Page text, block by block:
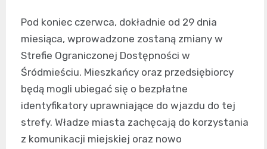
Pod koniec czerwca, dokładnie od 29 dnia
miesiąca, wprowadzone zostaną zmiany w
Strefie Ograniczonej Dostępności w
Śródmieściu. Mieszkańcy oraz przedsiębiorcy
będą mogli ubiegać się o bezpłatne
identyfikatory uprawniające do wjazdu do tej
strefy. Władze miasta zachęcają do korzystania
z komunikacji miejskiej oraz nowo